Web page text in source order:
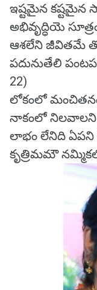
ఇష్టమైన కష్టమైన
అభివృద్ధియె
ఆశలేని జీవితమే
పదునుతేలి
22)
లోకంలో
నాకంలో
లాభం లేనిది
కృత్రిమమౌ